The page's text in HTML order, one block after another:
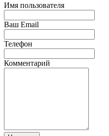
Имя пользователя
Ваш Email
Телефон
Комментарий